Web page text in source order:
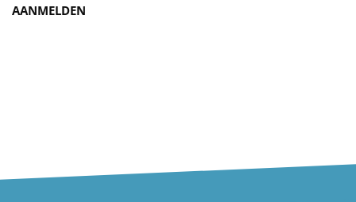
AANMELDEN